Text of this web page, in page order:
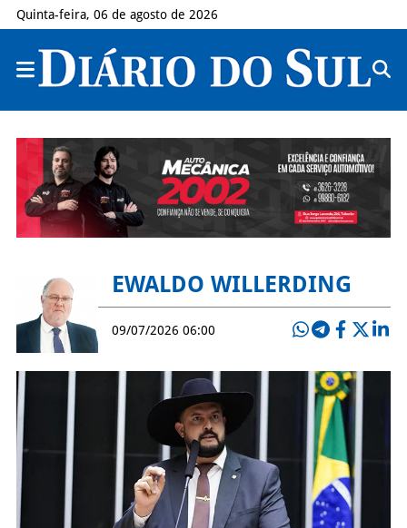
Quinta-feira, 06 de agosto de 2026
EWALDO WILLERDING
09/07/2026 06:00